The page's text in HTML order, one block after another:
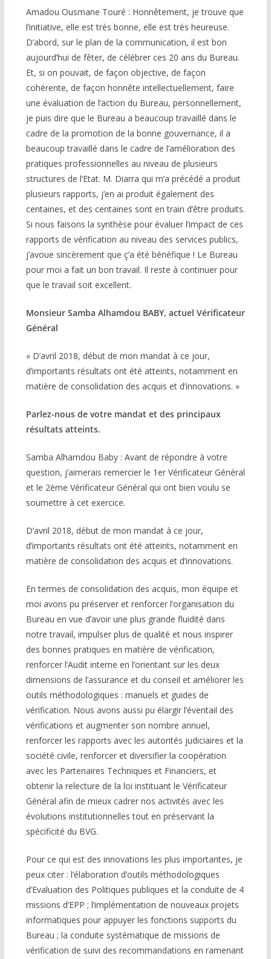
Amadou Ousmane Touré : Honnêtement, je trouve que
l’initiative, elle est très bonne, elle est très heureuse.
D’abord, sur le plan de la communication, il est bon
aujourd’hui de fêter, de célébrer ces 20 ans du Bureau.
Et, si on pouvait, de façon objective, de façon
cohérente, de façon honnête intellectuellement, faire
une évaluation de l’action du Bureau, personnellement,
je puis dire que le Bureau a beaucoup travaillé dans le
cadre de la promotion de la bonne gouvernance, il a
beaucoup travaillé dans le cadre de l’amélioration des
pratiques professionnelles au niveau de plusieurs
structures de l’Etat. M. Diarra qui m’a précédé a produit
plusieurs rapports, j’en ai produit également des
centaines, et des centaines sont en train d’être produits.
Si nous faisons la synthèse pour évaluer l’impact de ces
rapports de vérification au niveau des services publics,
j’avoue sincèrement que ç’a été bénéfique ! Le Bureau
pour moi a fait un bon travail. Il reste à continuer pour
que le travail soit excellent.
Monsieur Samba Alhamdou BABY, actuel Vérificateur
Général
« D’avril 2018, début de mon mandat à ce jour,
d’importants résultats ont été atteints, notamment en
matière de consolidation des acquis et d’innovations. »
Parlez-nous de votre mandat et des principaux
résultats atteints.
Samba Alhamdou Baby : Avant de répondre à votre
question, j’aimerais remercier le 1er Vérificateur Général
et le 2ème Vérificateur Général qui ont bien voulu se
soumettre à cet exercice.
D’avril 2018, début de mon mandat à ce jour,
d’importants résultats ont été atteints, notamment en
matière de consolidation des acquis et d’innovations.
En termes de consolidation des acquis, mon équipe et
moi avons pu préserver et renforcer l’organisation du
Bureau en vue d’avoir une plus grande fluidité dans
notre travail, impulser plus de qualité et nous inspirer
des bonnes pratiques en matière de vérification,
renforcer l’Audit interne en l’orientant sur les deux
dimensions de l’assurance et du conseil et améliorer les
outils méthodologiques : manuels et guides de
vérification. Nous avons aussi pu élargir l’éventail des
vérifications et augmenter son nombre annuel,
renforcer les rapports avec les autorités judiciaires et la
société civile, renforcer et diversifier la coopération
avec les Partenaires Techniques et Financiers, et
obtenir la relecture de la loi instituant le Vérificateur
Général afin de mieux cadrer nos activités avec les
évolutions institutionnelles tout en préservant la
spécificité du BVG.
Pour ce qui est des innovations les plus importantes, je
peux citer : l’élaboration d’outils méthodologiques
d’Evaluation des Politiques publiques et la conduite de 4
missions d’EPP ; l’implémentation de nouveaux projets
informatiques pour appuyer les fonctions supports du
Bureau ; la conduite systématique de missions de
vérification de suivi des recommandations en ramenant